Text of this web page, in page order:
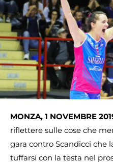
MONZA, 1 NOVEMBRE
riflettere sulle cose che
gara contro Scandicci che
tuffarsi con la testa nel